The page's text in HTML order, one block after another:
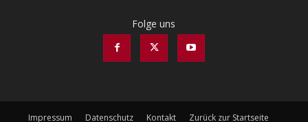
Folge uns
Impressum Datenschutz Kontakt Zurück zur Startseite